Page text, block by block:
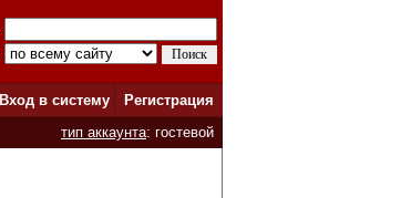
Вход в систему
Регистрация
тип аккаунта: гостевой